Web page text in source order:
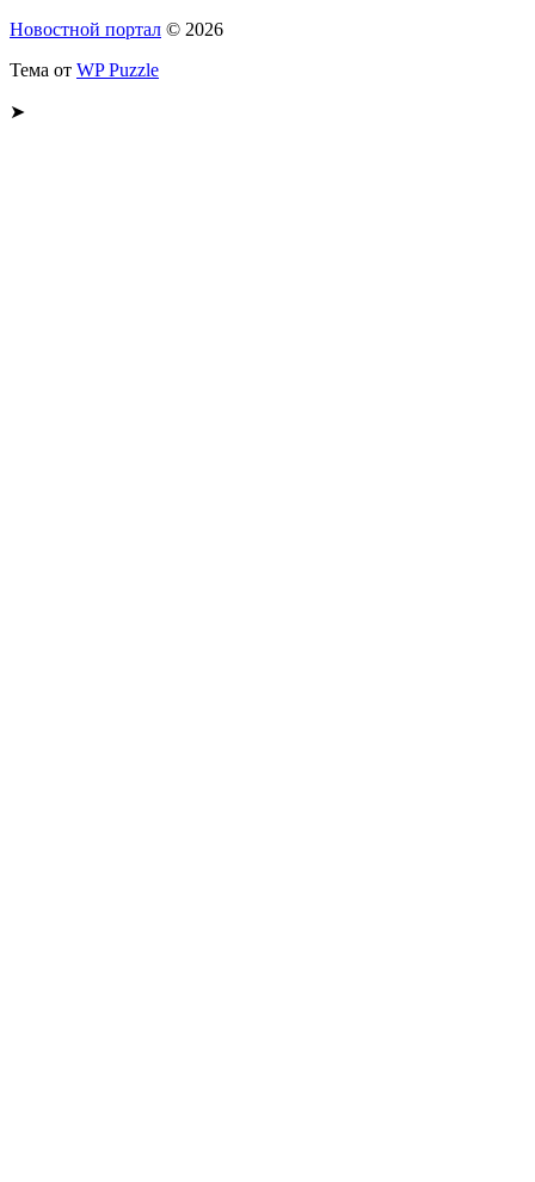
Новостной портал © 2026
Тема от WP Puzzle
➤